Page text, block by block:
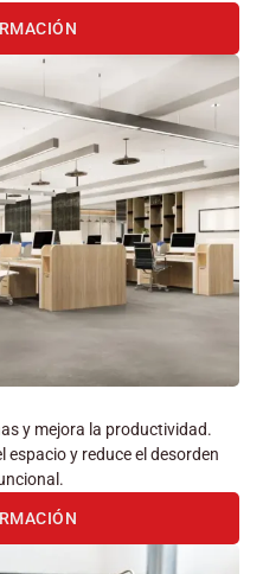
y mejora la productividad.
y reduce el desorden